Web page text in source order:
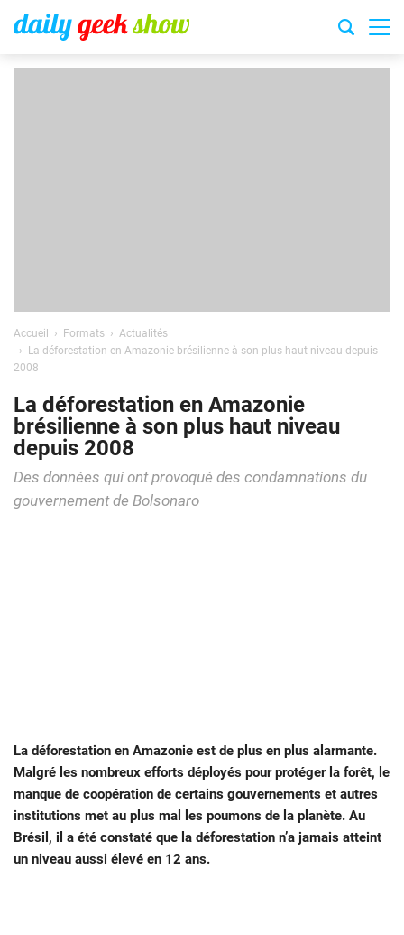
Accueil Formats
Actualités
La déforestation en Amazonie brésilienne à son plus haut niveau depuis
2008
La déforestation en Amazonie
brésilienne à son plus haut niveau
depuis 2008
Des données qui ont provoqué des condamnations du
gouvernement de Bolsonaro
La déforestation en Amazonie est de plus en plus alarmante.
Malgré les nombreux efforts déployés pour protéger la forêt, le
manque de coopération de certains gouvernements et autres
institutions met au plus mal les poumons de la planète. Au
Brésil, il a été constaté que la déforestation n’a jamais atteint
un niveau aussi élevé en 12 ans.